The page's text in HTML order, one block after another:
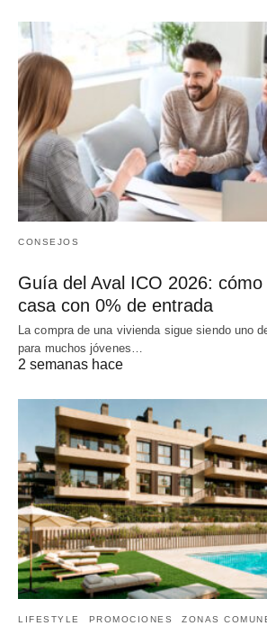
CONSEJOS
Guía del Aval ICO 2026:
casa con 0% de entrada
La compra de una vivienda sigue siendo uno
para muchos jóvenes…
2 semanas hace
LIFESTYLE PROMOCIONES ZONAS